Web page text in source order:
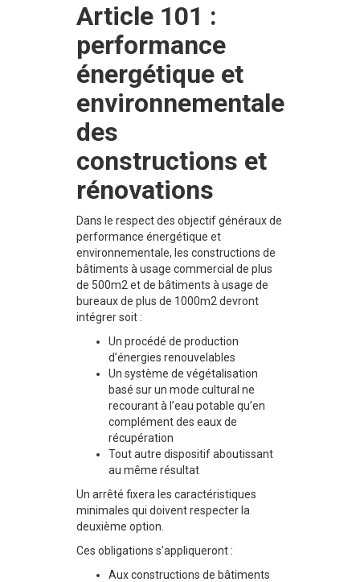
Article 101 :
performance
énergétique et
environnementale
des
constructions et
rénovations
Dans le respect des objectif généraux de
performance énergétique et
environnementale, les constructions de
bâtiments à usage commercial de plus
de 500m2 et de bâtiments à usage de
bureaux de plus de 1000m2 devront
intégrer soit :
Un procédé de production
d’énergies renouvelables
Un système de végétalisation
basé sur un mode cultural ne
recourant à l’eau potable qu’en
complément des eaux de
récupération
Tout autre dispositif aboutissant
au même résultat
Un arrêté fixera les caractéristiques
minimales qui doivent respecter la
deuxième option.
Ces obligations s’appliqueront :
Aux constructions de bâtiments